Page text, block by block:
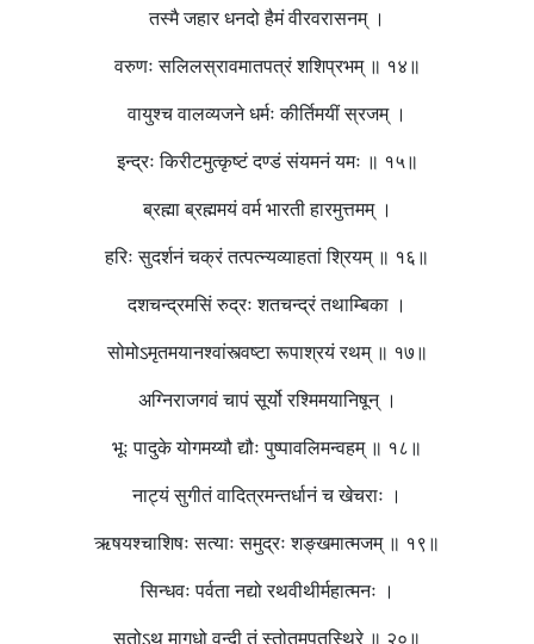
तस्मै जहार धनदो हैमं वीरवरासनम् ।
वरुणः सलिलस्रावमातपत्रं शशिप्रभम् ॥ १४॥
वायुश्च वालव्यजने धर्मः कीर्तिमयीं स्रजम् ।
इन्द्रः किरीटमुत्कृष्टं दण्डं संयमनं यमः ॥ १५॥
ब्रह्मा ब्रह्ममयं वर्म भारती हारमुत्तमम् ।
हरिः सुदर्शनं चक्रं तत्पत्न्यव्याहतां श्रियम् ॥ १६॥
दशचन्द्रमसिं रुद्रः शतचन्द्रं तथाम्बिका ।
सोमोऽमृतमयानश्वांस्त्वष्टा रूपाश्रयं रथम् ॥ १७॥
अग्निराजगवं चापं सूर्यो रश्मिमयानिषून् ।
भूः पादुके योगमय्यौ द्यौः पुष्पावलिमन्वहम् ॥ १८॥
नाट्यं सुगीतं वादित्रमन्तर्धानं च खेचराः ।
ऋषयश्चाशिषः सत्याः समुद्रः शङ्खमात्मजम् ॥ १९॥
सिन्धवः पर्वता नद्यो रथवीथीर्महात्मनः ।
सूतोऽथ मागधो वन्दी तं स्तोतुमुपतस्थिरे ॥ २०॥